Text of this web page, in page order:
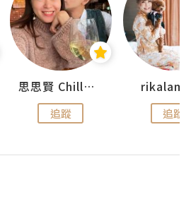
思思賢 ChillMyBabe
追蹤 追蹤